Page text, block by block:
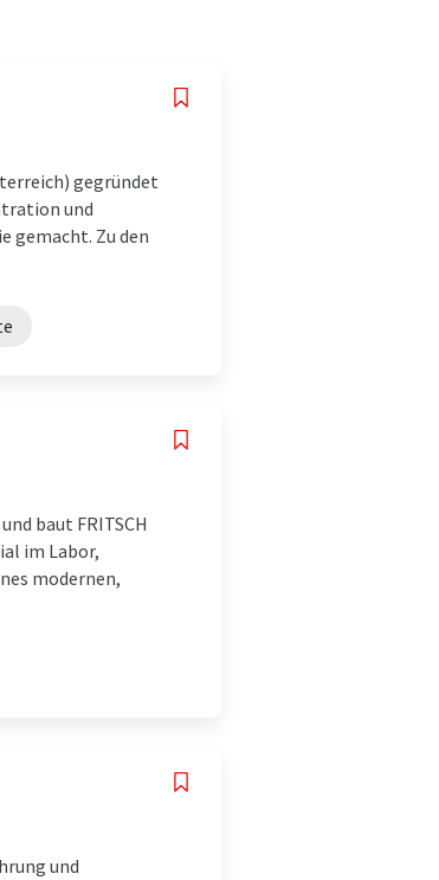
gegründet
und
gemacht. Zu den
baut FRITSCH
im Labor,
modernen,
und